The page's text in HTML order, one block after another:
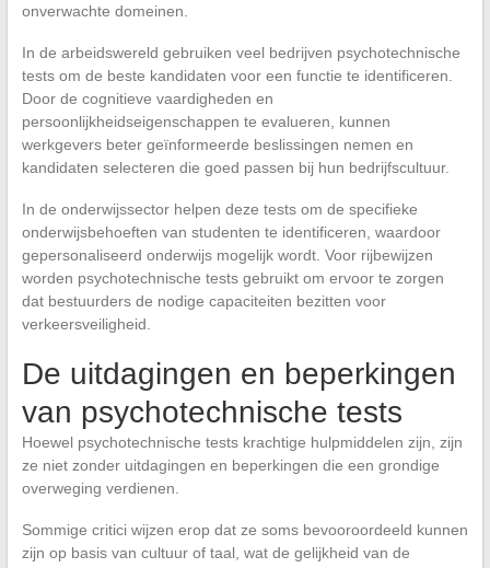
onverwachte domeinen.
In de arbeidswereld gebruiken veel bedrijven psychotechnische
tests om de beste kandidaten voor een functie te identificeren.
Door de cognitieve vaardigheden en
persoonlijkheidseigenschappen te evalueren, kunnen
werkgevers beter geïnformeerde beslissingen nemen en
kandidaten selecteren die goed passen bij hun bedrijfscultuur.
In de onderwijssector helpen deze tests om de specifieke
onderwijsbehoeften van studenten te identificeren, waardoor
gepersonaliseerd onderwijs mogelijk wordt. Voor rijbewijzen
worden psychotechnische tests gebruikt om ervoor te zorgen
dat bestuurders de nodige capaciteiten bezitten voor
verkeersveiligheid.
De uitdagingen en beperkingen
van psychotechnische tests
Hoewel psychotechnische tests krachtige hulpmiddelen zijn, zijn
ze niet zonder uitdagingen en beperkingen die een grondige
overweging verdienen.
Sommige critici wijzen erop dat ze soms bevooroordeeld kunnen
zijn op basis van cultuur of taal, wat de gelijkheid van de